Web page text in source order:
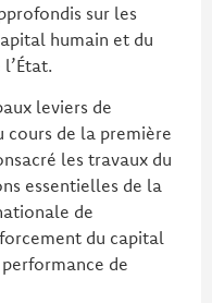
sur les
humain et du
leviers de
de la première
les travaux du
essentielles de la
de
du capital
de